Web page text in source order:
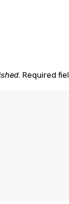
Required